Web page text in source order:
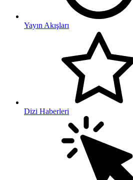
Yayın Akışları
Dizi Haberleri